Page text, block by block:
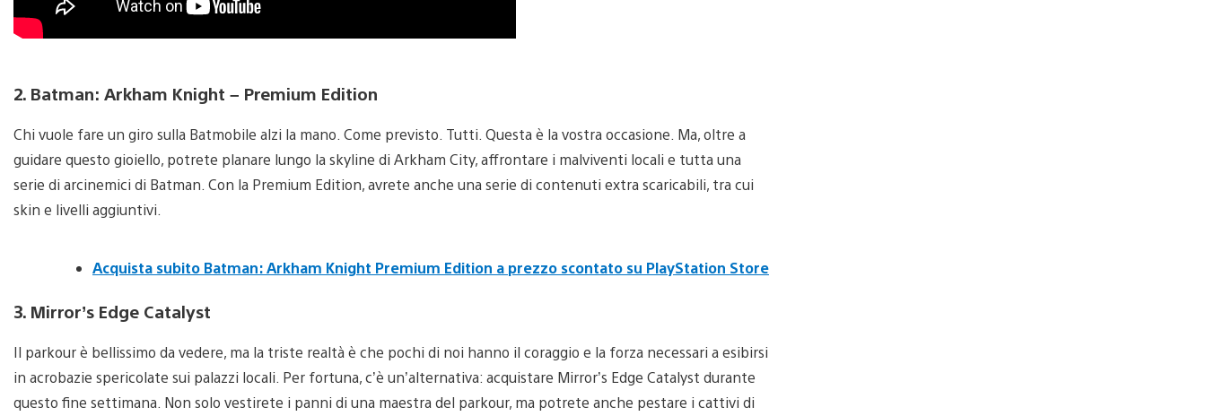
2. Batman: Arkham Knight – Premium Edition
Chi vuole fare un giro sulla Batmobile alzi la mano. Come previsto. Tutti. Questa è la vostra occasione. Ma, oltre a
guidare questo gioiello, potrete planare lungo la skyline di Arkham City, affrontare i malviventi locali e tutta una
serie di arcinemici di Batman. Con la Premium Edition, avrete anche una serie di contenuti extra scaricabili, tra cui
skin e livelli aggiuntivi.
Acquista subito Batman: Arkham Knight Premium Edition a prezzo scontato su PlayStation Store
3. Mirror’s Edge Catalyst
Il parkour è bellissimo da vedere, ma la triste realtà è che pochi di noi hanno il coraggio e la forza necessari a esibirsi
in acrobazie spericolate sui palazzi locali. Per fortuna, c’è un’alternativa: acquistare Mirror’s Edge Catalyst durante
questo fine settimana. Non solo vestirete i panni di una maestra del parkour, ma potrete anche pestare i cattivi di